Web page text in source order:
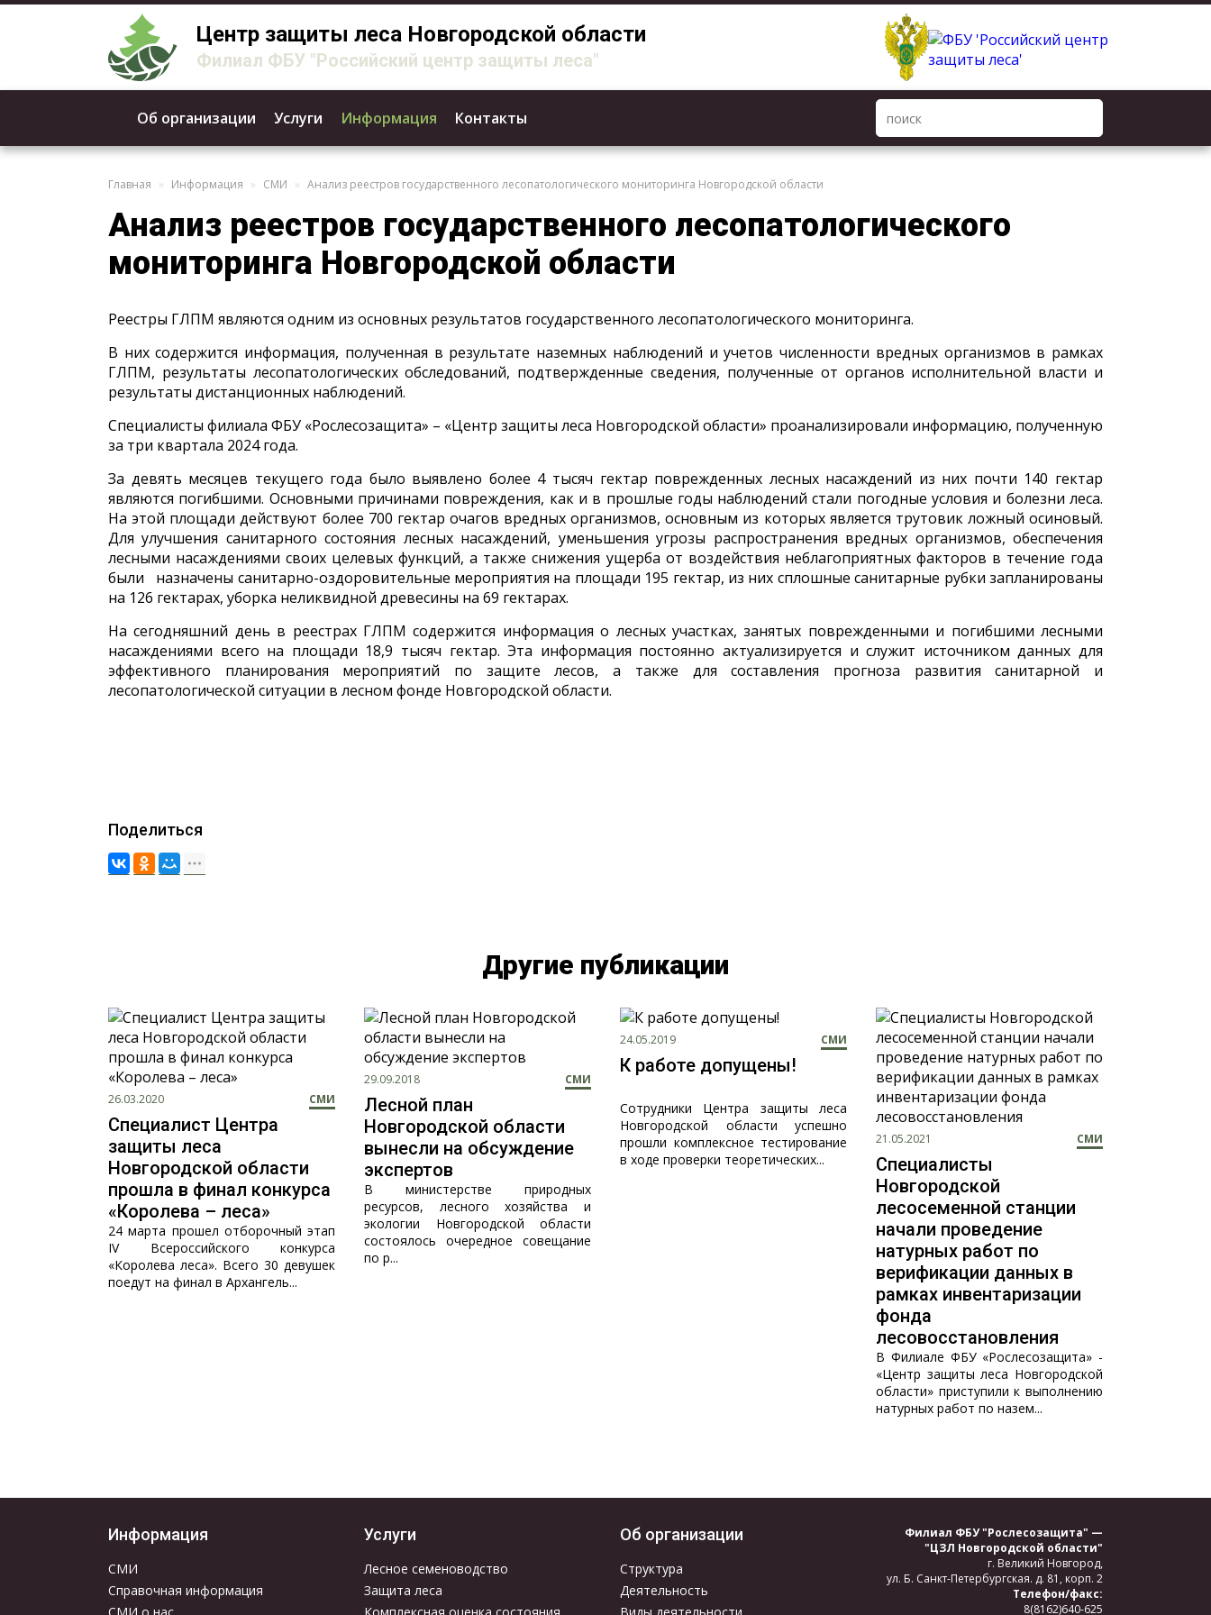
Центр защиты леса Новгородской области
Филиал ФБУ "Российский центр защиты леса"
Об организации Услуги Информация Контакты
Главная Информация СМИ Анализ реестров государственного лесопатологического мониторинга Новгородской области
Анализ реестров государственного лесопатологического
мониторинга Новгородской области
Реестры ГЛПМ являются одним из основных результатов государственного лесопатологического мониторинга.
В них содержится информация, полученная в результате наземных наблюдений и учетов численности вредных организмов в рамках
ГЛПМ, результаты лесопатологических обследований, подтвержденные сведения, полученные от органов исполнительной власти и
результаты дистанционных наблюдений.
Специалисты филиала ФБУ «Рослесозащита» – «Центр защиты леса Новгородской области» проанализировали информацию, полученную
за три квартала 2024 года.
За девять месяцев текущего года было выявлено более 4 тысяч гектар поврежденных лесных насаждений из них почти 140 гектар
являются погибшими. Основными причинами повреждения, как и в прошлые годы наблюдений стали погодные условия и болезни леса.
На этой площади действуют более 700 гектар очагов вредных организмов, основным из которых является трутовик ложный осиновый.
Для улучшения санитарного состояния лесных насаждений, уменьшения угрозы распространения вредных организмов, обеспечения
лесными насаждениями своих целевых функций, а также снижения ущерба от воздействия неблагоприятных факторов в течение года
были назначены санитарно-оздоровительные мероприятия на площади 195 гектар, из них сплошные санитарные рубки запланированы
на 126 гектарах, уборка неликвидной древесины на 69 гектарах.
На сегодняшний день в реестрах ГЛПМ содержится информация о лесных участках, занятых поврежденными и погибшими лесными
насаждениями всего на площади 18,9 тысяч гектар. Эта информация постоянно актуализируется и служит источником данных для
эффективного планирования мероприятий по защите лесов, а также для составления прогноза развития санитарной и
лесопатологической ситуации в лесном фонде Новгородской области.
Поделиться
Другие публикации
26.03.2020 СМИ
Специалист Центра
защиты леса
Новгородской области
прошла в финал конкурса
«Королева – леса»
24 марта прошел отборочный этап
IV Всероссийского конкурса
«Королева леса». Всего 30 девушек
поедут на финал в Архангель...
29.09.2018 СМИ
Лесной план
Новгородской области
вынесли на обсуждение
экспертов
В министерстве природных
ресурсов, лесного хозяйства и
экологии Новгородской области
состоялось очередное совещание
по р...
24.05.2019 СМИ
К работе допущены!
Сотрудники Центра защиты леса
Новгородской области успешно
прошли комплексное тестирование
в ходе проверки теоретических...
21.05.2021 СМИ
Специалисты
Новгородской
лесосеменной станции
начали проведение
натурных работ по
верификации данных в
рамках инвентаризации
фонда
лесовосстановления
В Филиале ФБУ «Рослесозащита» -
«Центр защиты леса Новгородской
области» приступили к выполнению
натурных работ по назем...
Информация
СМИ
Справочная информация
СМИ о нас
Услуги
Лесное семеноводство
Защита леса
Комплексная оценка состояния
Об организации
Структура
Деятельность
Виды деятельности
Филиал ФБУ "Рослесозащита" —
"ЦЗЛ Новгородской области"
г. Великий Новгород,
ул. Б. Санкт-Петербургская. д. 81, корп. 2
Телефон/факс:
8(8162)640-625